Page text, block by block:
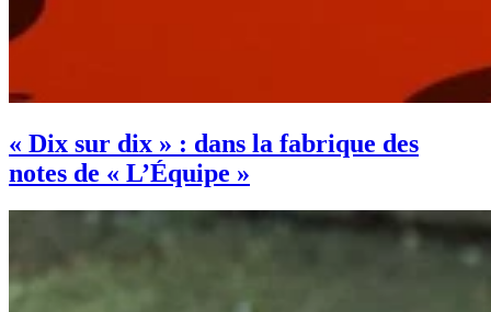
« Dix sur dix » : dans la fabrique des
notes de « L’Équipe »